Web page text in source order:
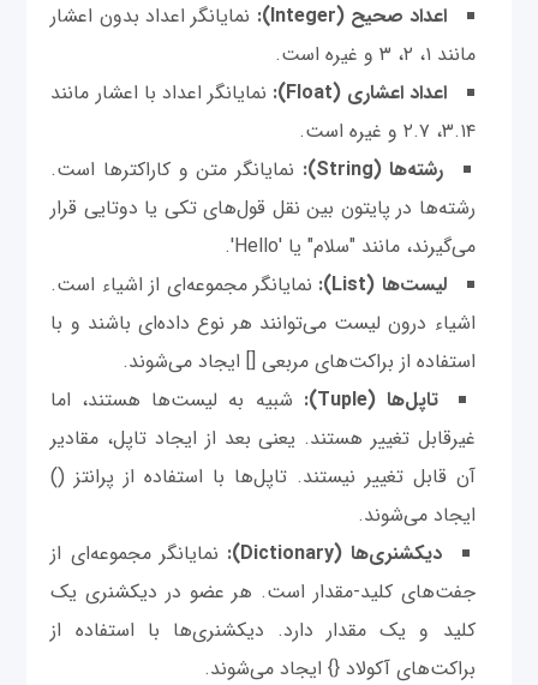
اعداد صحیح (Integer):
نمایانگر اعداد بدون اعشار
مانند ۱، ۲، ۳ و غیره است.
اعداد اعشاری (Float):
نمایانگر اعداد با اعشار مانند
۳.۱۴، ۲.۷ و غیره است.
رشته‌ها (String):
نمایانگر متن و کاراکترها است.
رشته‌ها در پایتون بین نقل قول‌های تکی یا دوتایی قرار
می‌گیرند، مانند "سلام" یا 'Hello'.
لیست‌ها (List):
نمایانگر مجموعه‌ای از اشیاء است.
اشیاء درون لیست می‌توانند هر نوع داده‌ای باشند و با
استفاده از براکت‌های مربعی [] ایجاد می‌شوند.
تاپل‌ها (Tuple):
شبیه به لیست‌ها هستند، اما
غیرقابل تغییر هستند. یعنی بعد از ایجاد تاپل، مقادیر
آن قابل تغییر نیستند. تاپل‌ها با استفاده از پرانتز ()
ایجاد می‌شوند.
دیکشنری‌ها (Dictionary):
نمایانگر مجموعه‌ای از
جفت‌های کلید-مقدار است. هر عضو در دیکشنری یک
کلید و یک مقدار دارد. دیکشنری‌ها با استفاده از
براکت‌های آکولاد {} ایجاد می‌شوند.